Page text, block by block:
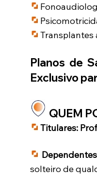
Transplantes
Planos de
Exclusivo
QUEM
Titulares:
Dependentes
solteiro de